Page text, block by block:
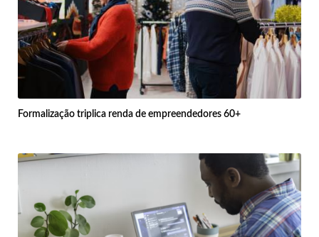
Formalização triplica renda de empreendedores 60+